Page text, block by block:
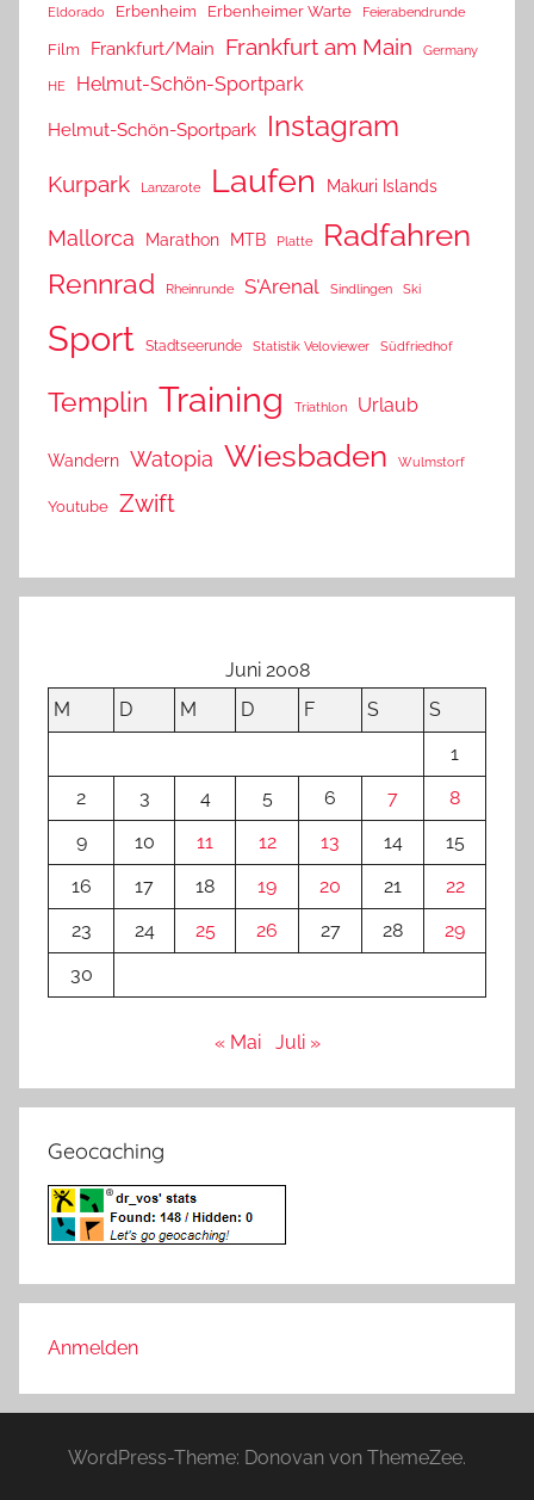
Eldorado Erbenheim Erbenheimer Warte Feierabendrunde
Film Frankfurt/Main Frankfurt am Main Germany
HE Helmut-Schön-Sportpark
Helmut-Schön-Sportpark Instagram
Kurpark Lanzarote Laufen Makuri Islands
Mallorca Marathon MTB Platte Radfahren
Rennrad Rheinrunde S'Arenal Sindlingen Ski
Sport Stadtseerunde Statistik Veloviewer Südfriedhof
Templin Training Triathlon Urlaub
Wandern Watopia Wiesbaden Wulmstorf
Youtube Zwift
Juni 2008
M
D M D F S
S
1
2
3 4 5 6 7
8
9
10 11 12 13 14
15
16
17 18 19 20 21
22
23
24 25 26 27 28
29
30
« Mai Juli »
Geocaching
Anmelden
WordPress-Theme: Donovan von ThemeZee.